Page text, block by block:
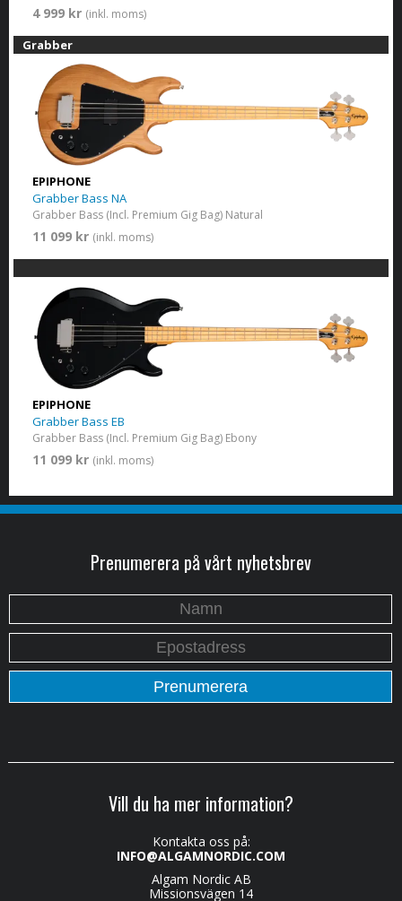
4 999 kr (inkl. moms)
Grabber
EPIPHONE
Grabber Bass NA
Grabber Bass (Incl. Premium Gig Bag) Natural
11 099 kr (inkl. moms)
EPIPHONE
Grabber Bass EB
Grabber Bass (Incl. Premium Gig Bag) Ebony
11 099 kr (inkl. moms)
Prenumerera på vårt nyhetsbrev
Vill du ha mer information?
Kontakta oss på:
INFO@ALGAMNORDIC.COM
Algam Nordic AB
Missionsvägen 14